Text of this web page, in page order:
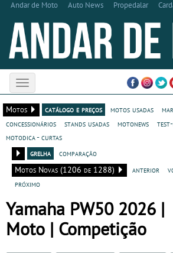
Andar de Moto Auto News Propedalar
Toggle
navigation
Motos
catálogo e preços motos usadas
concessionários
stands usadas motonews
motodica - curtas
grelha
comparação
Motos Novas (1206 de 1288)
anterior
próximo
Yamaha PW50 2026 |
Moto | Competição